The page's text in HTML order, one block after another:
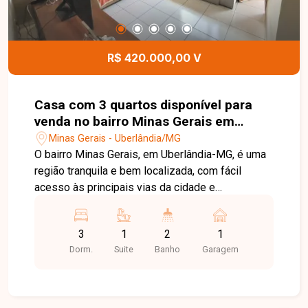
informações e agende sua visita.
R$ 420.000,00 V
Casa com 3 quartos disponível para
venda no bairro Minas Gerais em
Uberlândia-MG.
Minas Gerais - Uberlândia/MG
O bairro Minas Gerais, em Uberlândia-MG, é uma
região tranquila e bem localizada, com fácil
acesso às principais vias da cidade e
para quem busca praticidade e qualidade de vida.
Casa com sala, 3 quartos sendo 1 suíte e 2 com
guarda-roupas embutidos, banheiro social,
3
Dorm.
1
Suite
2
Banho
1
Garagem